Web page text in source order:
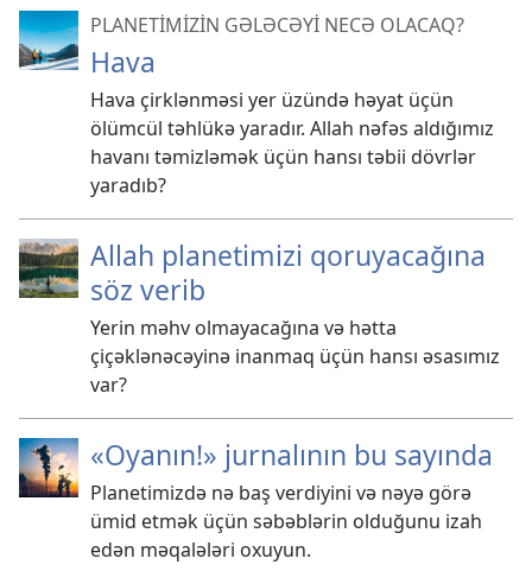
PLANETİMİZİN GƏLƏCƏYİ NECƏ OLACAQ?
Hava
Hava çirklənməsi yer üzündə həyat üçün
ölümcül təhlükə yaradır. Allah nəfəs aldığımız
havanı təmizləmək üçün hansı təbii dövrlər
yaradıb?
Allah planetimizi qoruyacağına
söz verib
Yerin məhv olmayacağına və hətta
çiçəklənəcəyinə inanmaq üçün hansı əsasımız
var?
«Oyanın!» jurnalının bu sayında
Planetimizdə nə baş verdiyini və nəyə görə
ümid etmək üçün səbəblərin olduğunu izah
edən məqalələri oxuyun.